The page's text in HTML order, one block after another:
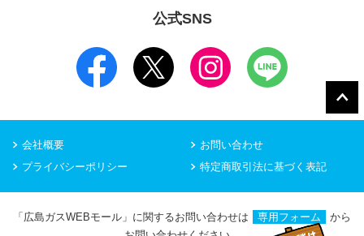
公式SNS
会社概要
お問い合わせ
プライバシーポリシー
特定商取引法に基づく表記
「広島ガスWEBモール」に関するお問い合わせは 専用フォーム
から